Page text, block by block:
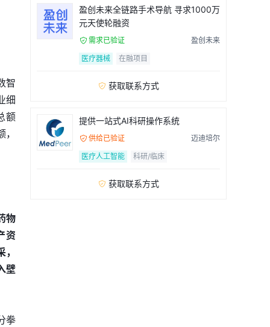
智
细
额
物
资
壁
拳
盈创未来全链路手术导航 寻求1000万
元天使轮融资
 需求已验证
盈创未来
医疗器械
在融项目
 获取联系方式
提供一站式AI科研操作系统
 供给已验证
迈迪培尔
医疗人工智能
科研/临床
 获取联系方式